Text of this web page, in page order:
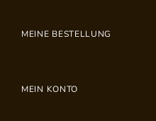
MEINE BESTELLUNG
MEIN KONTO